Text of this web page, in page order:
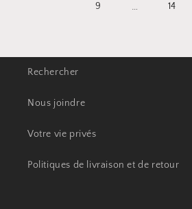
9 … 14
Rechercher
Nous joindre
Votre vie privés
Politiques de livraison et de retour